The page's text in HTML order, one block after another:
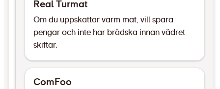
Real Turmat
Om du uppskattar varm mat, vill spara
pengar och inte har brådska innan vädret
skiftar.
ComFoo